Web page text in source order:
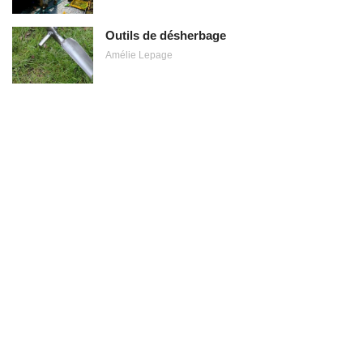
Outils de désherbage
Amélie Lepage